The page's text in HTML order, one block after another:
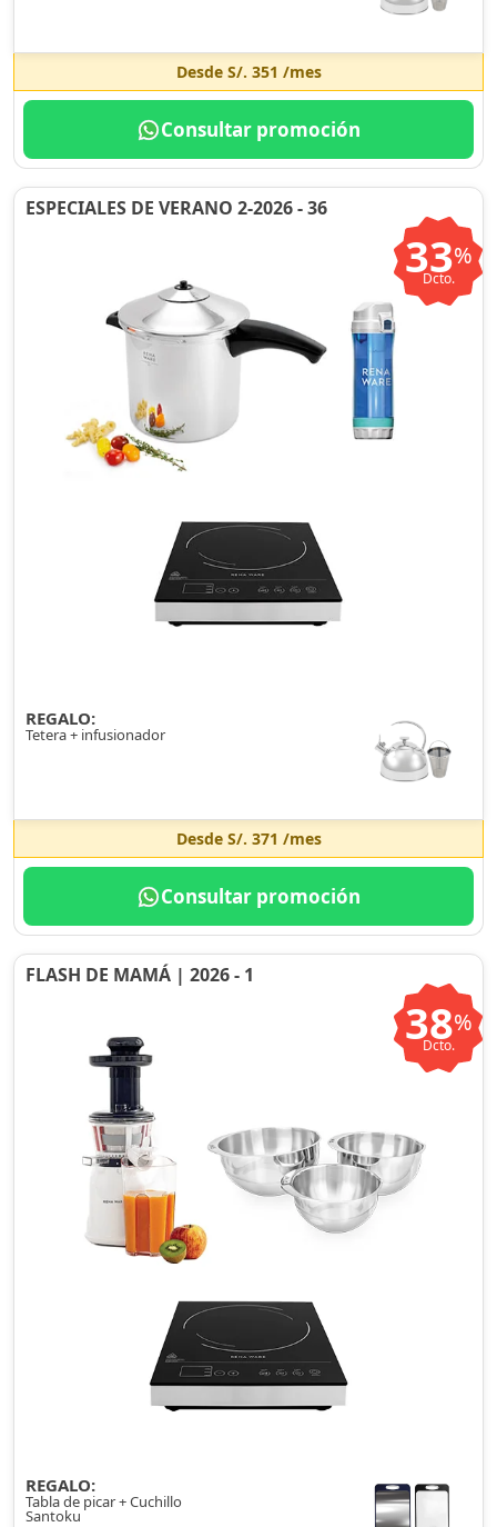
Desde S/. 351 /mes
Consultar promoción
ESPECIALES DE VERANO 2-2026 - 36
33%
Dcto.
REGALO:
Tetera + infusionador
Desde S/. 371 /mes
Consultar promoción
FLASH DE MAMÁ | 2026 - 1
38%
Dcto.
REGALO:
Tabla de picar + Cuchillo
Santoku